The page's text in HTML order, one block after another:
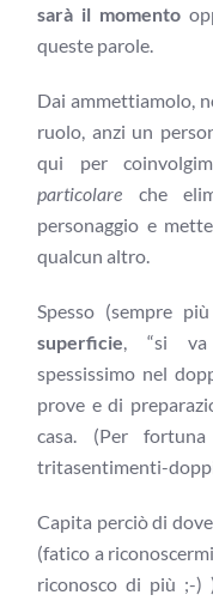
sarà il momento
queste parole.
Dai ammettiamolo,
ruolo, anzi un
qui per
particolare che
personaggio e
qualcun altro.
Spesso (sempre
superficie , “si va
spessissimo nel
prove e di
casa. (Per
tritasentimenti-
Capita perciò di
(fatico a
riconosco di più ;-)